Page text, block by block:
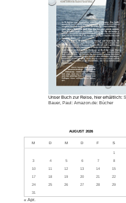
Unser Buch zur Reise, hier erhältlich:
Bauer, Paul: Amazon.de: Bücher
AUGUST 2026
M D M D F S
1
3
4 5 6 7 8
10
11 12 13 14 15
17
18 19 20 21 22
24
25 26 27 28 29
31
« Apr.